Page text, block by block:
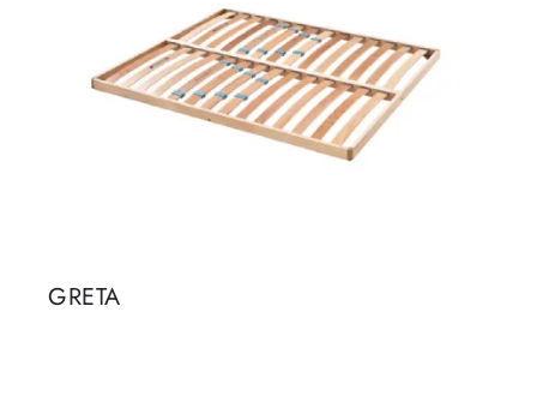
GRETA